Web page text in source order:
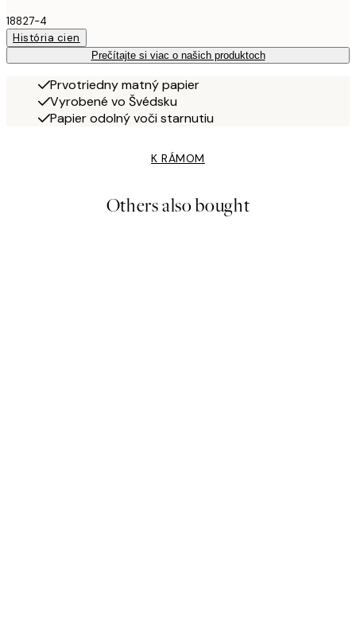
18827-4
História cien
Prečítajte si viac o našich produktoch
Prvotriedny matný papier
Vyrobené vo Švédsku
Papier odolný voči starnutiu
K RÁMOM
Others also bought